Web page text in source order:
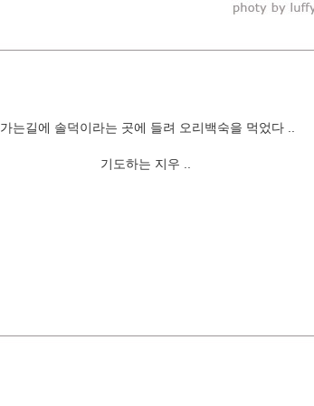
가는길에 솔덕이라는 곳에 들려 오리백숙을 먹었다 ..
기도하는 지우 ..